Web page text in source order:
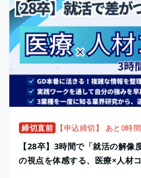
締切直前 【申込締切】 あと0時間
【28卒】3時間で「就活の解像
の視点を体感する、医療×人材